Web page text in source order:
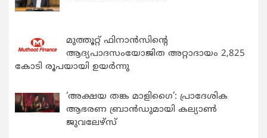
മുത്തൂറ്റ് ഫിനാൻസിന്റെ
ആദ്യപാദസംയോജിത അറ്റാദായം 2,825
കോടി രൂപയായി ഉയർന്നു
‘അക്ഷയ തങ്ക മാളിഗൈ’: പ്രാദേശിക
ആഭരണ ബ്രാന്‍ഡുമായി കല്യാണ്‍
ജുവലേഴ്‌സ്